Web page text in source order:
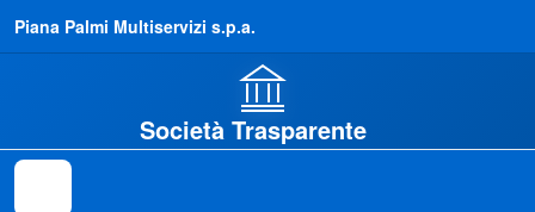
Piana Palmi Multiservizi s.p.a.
Società Trasparente